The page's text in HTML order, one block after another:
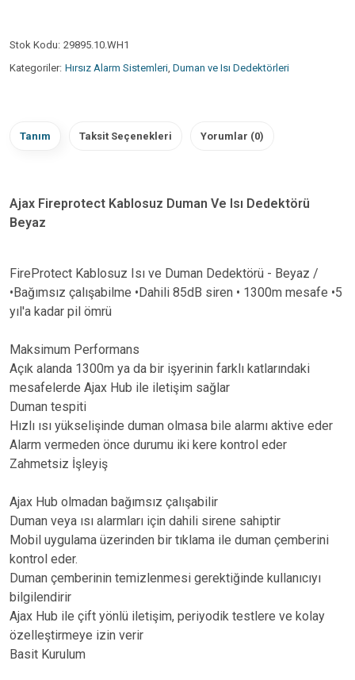
Stok Kodu: 29895.10.WH1
Kategoriler: Hırsız Alarm Sistemleri, Duman ve Isı Dedektörleri
Tanım Taksit Seçenekleri Yorumlar (0)
Ajax Fireprotect Kablosuz Duman Ve Isı Dedektörü
Beyaz
FireProtect Kablosuz Isı ve Duman Dedektörü - Beyaz /
•Bağımsız çalışabilme •Dahili 85dB siren • 1300m mesafe •5
yıl'a kadar pil ömrü
Maksimum Performans
Açık alanda 1300m ya da bir işyerinin farklı katlarındaki
mesafelerde Ajax Hub ile iletişim sağlar
Duman tespiti
Hızlı ısı yükselişinde duman olmasa bile alarmı aktive eder
Alarm vermeden önce durumu iki kere kontrol eder
Zahmetsiz İşleyiş
Ajax Hub olmadan bağımsız çalışabilir
Duman veya ısı alarmları için dahili sirene sahiptir
Mobil uygulama üzerinden bir tıklama ile duman çemberini
kontrol eder.
Duman çemberinin temizlenmesi gerektiğinde kullanıcıyı
bilgilendirir
Ajax Hub ile çift yönlü iletişim, periyodik testlere ve kolay
özelleştirmeye izin verir
Basit Kurulum